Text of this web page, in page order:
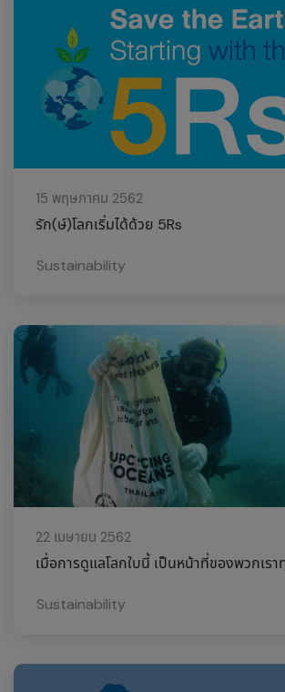
15 พฤษภาคม 2562
รัก(ษ์)โลกเริ่มได้ด้วย 5Rs
Sustainability
22 เมษายน 2562
เมื่อการดูแลโลกใบนี้ เป็นหน้าที่ของพวกเร
Sustainability